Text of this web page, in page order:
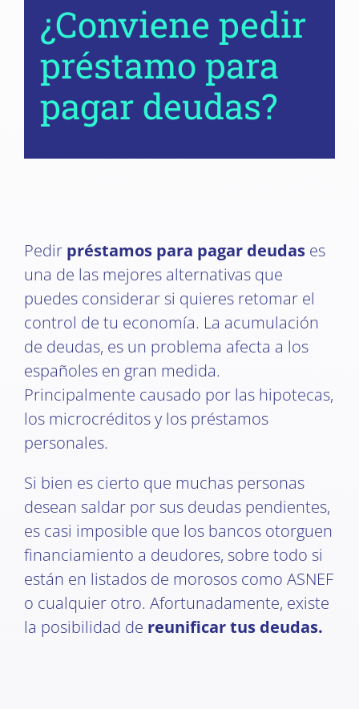
¿Conviene pedir
préstamo para
pagar deudas?
Pedir préstamos para pagar deudases
una de las mejores alternativas que
puedes considerar si quieres retomar el
control de tu economía. La acumulación
de deudas, es un problema afecta a los
españoles en gran medida.
Principalmente causado por las hipotecas,
los microcréditos y los préstamos
personales.
Si bien es cierto que muchas personas
desean saldar por sus deudas pendientes,
es casi imposible que los bancos otorguen
financiamiento a deudores, sobre todo si
están en listados de morosos como ASNEF
o cualquier otro. Afortunadamente, existe
la posibilidad de reunificar tus deudas.